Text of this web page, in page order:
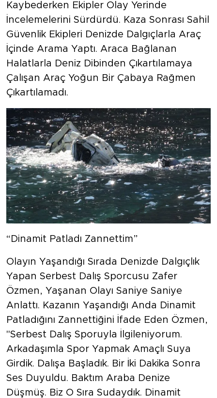
Kaybederken Ekipler Olay Yerinde
İncelemelerini Sürdürdü. Kaza Sonrası Sahil
Güvenlik Ekipleri Denizde Dalgıçlarla Araç
İçinde Arama Yaptı. Araca Bağlanan
Halatlarla Deniz Dibinden Çıkartılamaya
Çalışan Araç Yoğun Bir Çabaya Rağmen
Çıkartılamadı.
“Dinamit Patladı Zannettim”
Olayın Yaşandığı Sırada Denizde Dalgıçlık
Yapan Serbest Dalış Sporcusu Zafer
Özmen, Yaşanan Olayı Saniye Saniye
Anlattı. Kazanın Yaşandığı Anda Dinamit
Patladığını Zannettiğini İfade Eden Özmen,
"Serbest Dalış Sporuyla İlgileniyorum.
Arkadaşımla Spor Yapmak Amaçlı Suya
Girdik. Dalışa Başladık. Bir İki Dakika Sonra
Ses Duyuldu. Baktım Araba Denize
Düşmüş. Biz O Sıra Sudaydık. Dinamit